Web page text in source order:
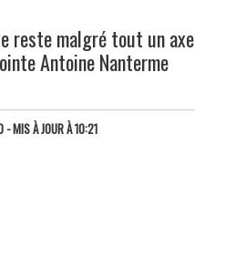
reste malgré tout un axe
Antoine Nanterme
- MIS À JOUR À 10:21